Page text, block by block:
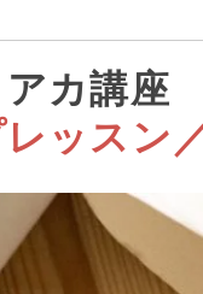
カ講座
ッスン